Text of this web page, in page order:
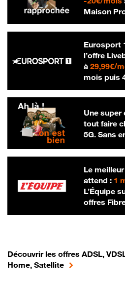
Maison
Eurosport
l’offre
à 29,99€/
mois puis
Une super
tout faire
5G. Sans
Le
attend : 1
L’Équipe
offres
Découvrir les offres ADSL,
Home, Satellite